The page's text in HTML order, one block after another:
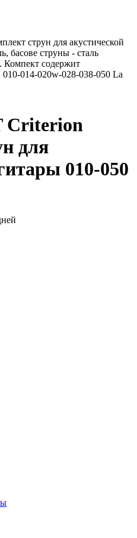
струн для акустической
басове струны - сталь
Компект содержит
014-020w-028-038-050 La
Criterion
для
010-050